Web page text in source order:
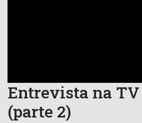
Entrevista na
(parte 2)